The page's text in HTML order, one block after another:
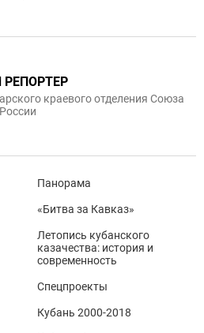
РЕПОРТЕР
краевого отделения Союза
Панорама
«Битва за Кавказ»
Летопись кубанского
казачества: история и
современность
Спецпроекты
Кубань 2000-2018